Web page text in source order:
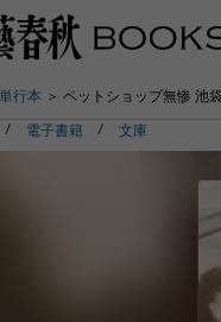
単行本 ペットショップ無惨 池
電子書籍 文庫